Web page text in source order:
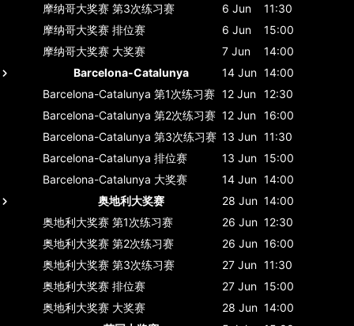
摩纳哥大奖赛 第3次练习赛 6 Jun
11:30
摩纳哥大奖赛 排位赛 6 Jun
15:00
摩纳哥大奖赛 大奖赛 7 Jun
14:00
Barcelona-Catalunya
14 Jun 14:00
Barcelona-Catalunya 第1次练习赛 12 Jun 12:30
Barcelona-Catalunya 第2次练习赛 12 Jun 16:00
Barcelona-Catalunya 第3次练习赛 13 Jun 11:30
Barcelona-Catalunya 排位赛 13 Jun 15:00
Barcelona-Catalunya 大奖赛 14 Jun 14:00
奥地利大奖赛
28 Jun 14:00
奥地利大奖赛 第1次练习赛 26 Jun 12:30
奥地利大奖赛 第2次练习赛 26 Jun 16:00
奥地利大奖赛 第3次练习赛 27 Jun 11:30
奥地利大奖赛 排位赛 27 Jun 15:00
奥地利大奖赛 大奖赛 28 Jun 14:00